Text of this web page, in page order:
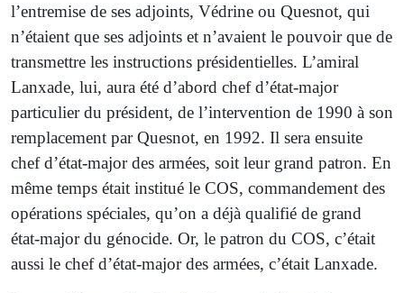
l’entremise de ses adjoints, Védrine ou Quesnot, qui
n’étaient que ses adjoints et n’avaient le pouvoir que de
transmettre les instructions présidentielles. L’amiral
Lanxade, lui, aura été d’abord chef d’état-major
particulier du président, de l’intervention de 1990 à son
remplacement par Quesnot, en 1992. Il sera ensuite
chef d’état-major des armées, soit leur grand patron. En
même temps était institué le COS, commandement des
opérations spéciales, qu’on a déjà qualifié de grand
état-major du génocide. Or, le patron du COS, c’était
aussi le chef d’état-major des armées, c’était Lanxade.